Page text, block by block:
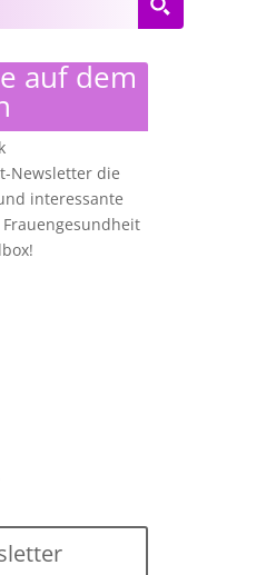
auf dem
Newsletter die
interessante